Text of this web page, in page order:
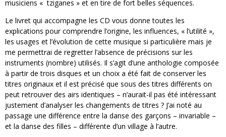
musiciens « tziganes » et en tire de fort belles séquences.
Le livret qui accompagne les CD vous donne toutes les
explications pour comprendre l’origine, les influences, « l’utilité »,
les usages et l’évolution de cette musique si particulière mais je
me permettrai de regretter l’absence de précisions sur les
instruments (nombre) utilisés. Il s’agit d’une anthologie composée
à partir de trois disques et un choix a été fait de conserver les
titres originaux et il est précisé que sous des titres différents on
peut retrouver des airs identiques – n’aurait-il pas été intéressant
justement d’analyser les changements de titres ? J’ai noté au
passage une différence entre la danse des garçons – invariable –
et la danse des filles – différente d’un village à l’autre.